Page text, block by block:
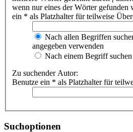
wenn nur eines der Wörter gefunden
ein * als Platzhalter für teilweise
Nach allen Begriffen
angegeben verwenden
Nach einem Begriff suchen
Zu suchender Autor:
Benutze ein * als Platzhalter für
Suchoptionen